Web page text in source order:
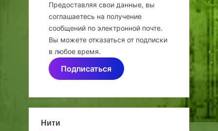
Предоставляя свои данные, вы
соглашаетесь на получение
сообщений по электронной почте.
Вы можете отказаться от подписки
в любое время.
Подписаться
Нити